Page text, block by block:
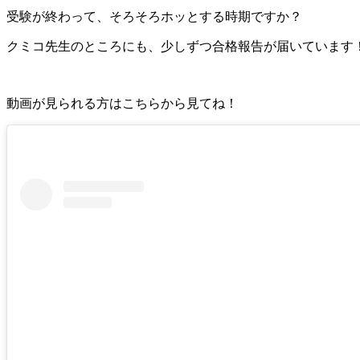
受験が終わって、そろそろホッとする時期ですか？
クミコ先生のところにも、少しずつ合格報告が届いています
動画が見られる方はこちらから見てね！